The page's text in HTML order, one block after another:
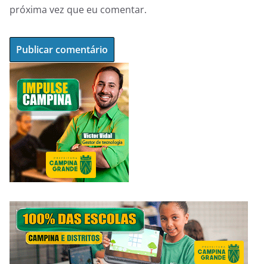
próxima vez que eu comentar.